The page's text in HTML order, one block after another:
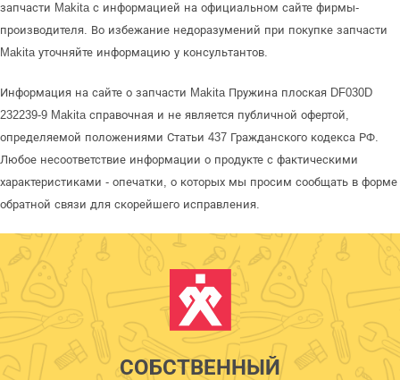
запчасти Makita с информацией на официальном сайте фирмы-
производителя. Во избежание недоразумений при покупке запчасти
Makita уточняйте информацию у консультантов.
Информация на сайте о запчасти Makita Пружина плоская DF030D
232239-9 Makita справочная и не является публичной офертой,
определяемой положениями Статьи 437 Гражданского кодекса РФ.
Любое несоответствие информации о продукте с фактическими
характеристиками - опечатки, о которых мы просим сообщать в форме
обратной связи для скорейшего исправления.
СОБСТВЕННЫЙ